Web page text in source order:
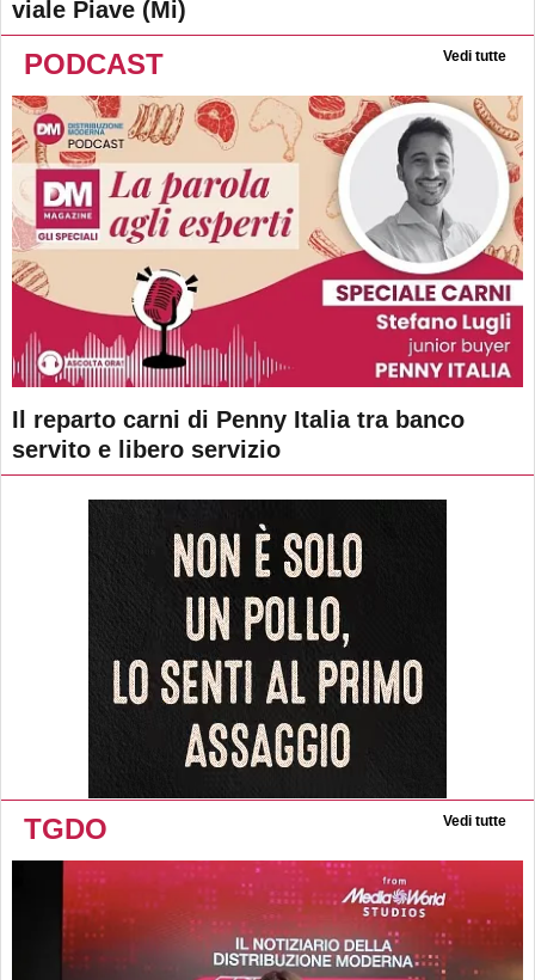
viale Piave (Mi)
PODCAST Vedi tutte
Il reparto carni di Penny Italia tra banco
servito e libero servizio
TGDO Vedi tutte